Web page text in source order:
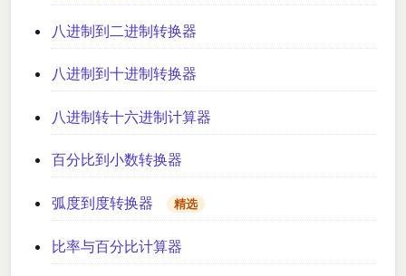
八进制到二进制转换器
八进制到十进制转换器
八进制转十六进制计算器
百分比到小数转换器
弧度到度转换器 精选
比率与百分比计算器